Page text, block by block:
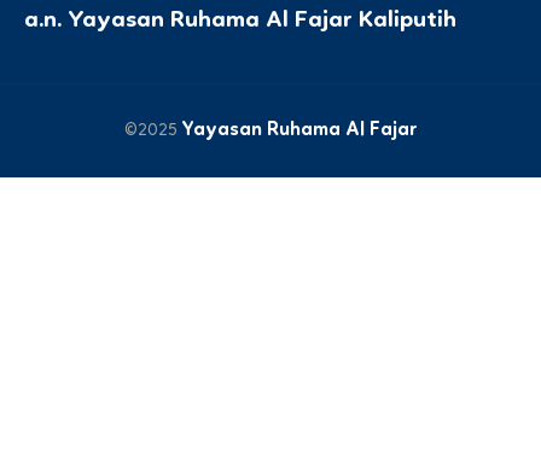
a.n. Yayasan Ruhama Al Fajar Kaliputih
©2025 Yayasan Ruhama Al Fajar